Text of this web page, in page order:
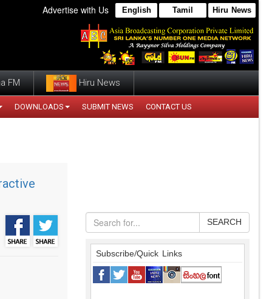
Advertise with Us English Tamil Hiru News
FM Hiru News
DOWNLOADS SUBMIT NEWS CONTACT US
SEARCH
Subscribe/Quick Links